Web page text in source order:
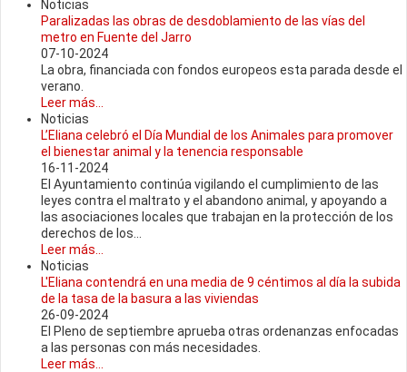
Noticias
Paralizadas las obras de desdoblamiento de las vías del
metro en Fuente del Jarro
07-10-2024
La obra, financiada con fondos europeos esta parada desde el
verano.
Leer más...
Noticias
L’Eliana celebró el Día Mundial de los Animales para promover
el bienestar animal y la tenencia responsable
16-11-2024
El Ayuntamiento continúa vigilando el cumplimiento de las
leyes contra el maltrato y el abandono animal, y apoyando a
las asociaciones locales que trabajan en la protección de los
derechos de los...
Leer más...
Noticias
L'Eliana contendrá en una media de 9 céntimos al día la subida
de la tasa de la basura a las viviendas
26-09-2024
El Pleno de septiembre aprueba otras ordenanzas enfocadas
a las personas con más necesidades.
Leer más...